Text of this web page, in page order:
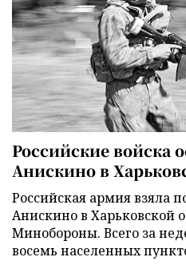
Российские войска
Анискино в
Российская армия взяла
Анискино в Харьковской
Минобороны. Всего за
восемь населенных